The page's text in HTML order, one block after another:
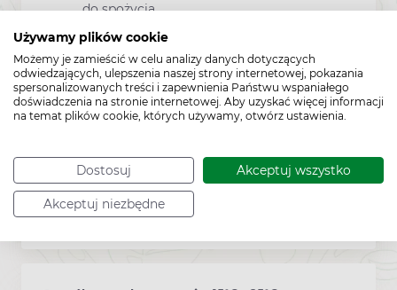
Używamy plików cookie
Możemy je zamieścić w celu analizy danych dotyczących
odwiedzających, ulepszenia naszej strony internetowej, pokazania
spersonalizowanych treści i zapewnienia Państwu wspaniałego
doświadczenia na stronie internetowej. Aby uzyskać więcej informacji
na temat plików cookie, których używamy, otwórz ustawienia.
Dostosuj Akceptuj wszystko
Akceptuj niezbędne
do spożycia.
Suplement diety nie może być stosowany
jako substytut (zamiennik) zróżnicowanej
diety.
Nie stosować w przypadku uczulenia na
którykolwiek ze składników.
Producent:AFLOFARM